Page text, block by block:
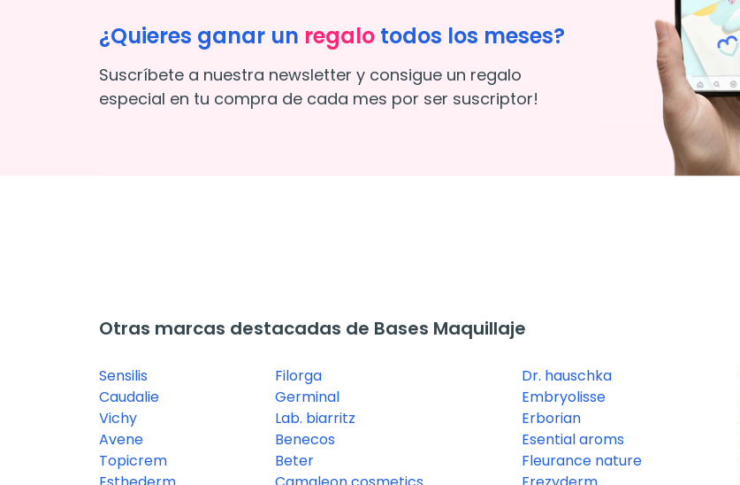
¿Quieres ganar un regalo todos los meses?
Suscríbete a nuestra newsletter y consigue un regalo
especial en tu compra de cada mes por ser suscriptor!
Otras marcas destacadas de Bases Maquillaje
Sensilis
Caudalie
Vichy
Avene
Topicrem
Filorga
Germinal
Lab. biarritz
Benecos
Beter
Dr. hauschka
Embryolisse
Erborian
Esential aroms
Fleurance nature